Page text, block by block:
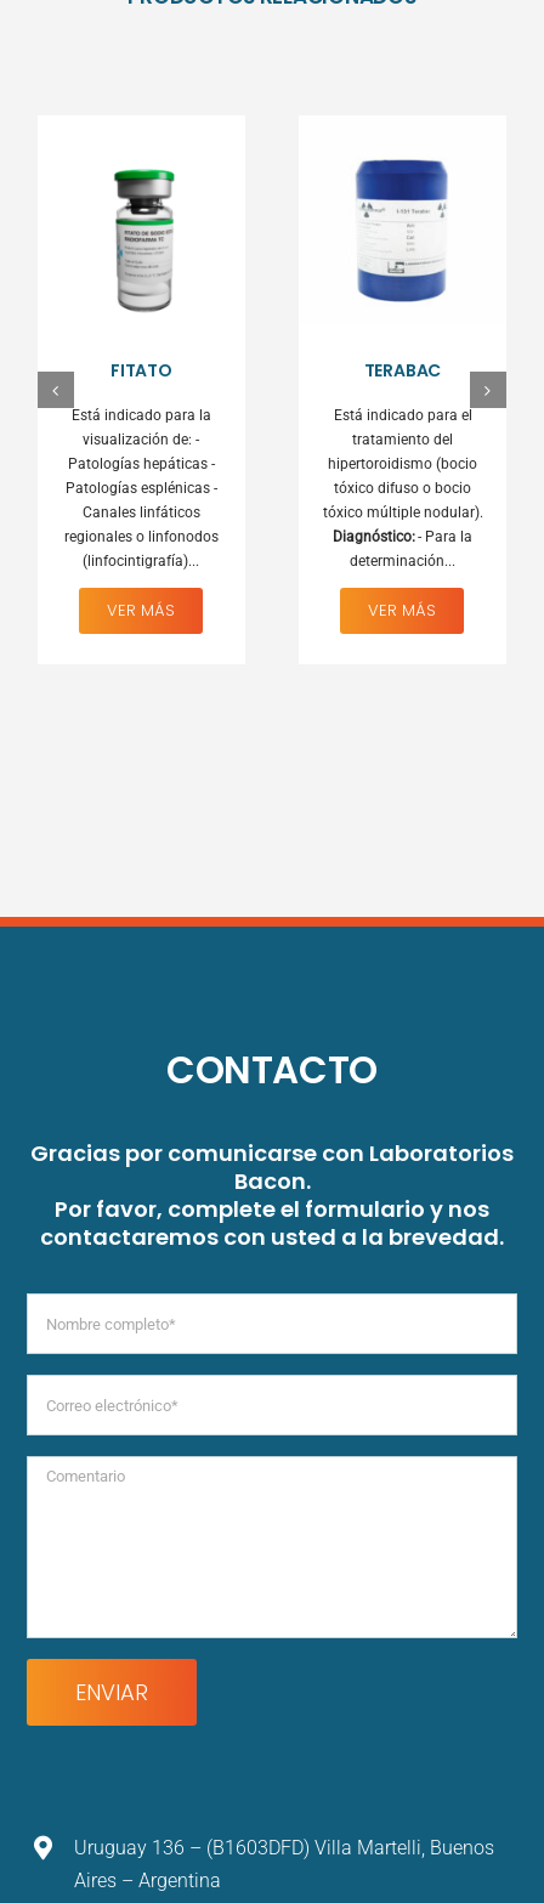
FITATO
Está indicado para la
visualización de: -
Patologías hepáticas -
Patologías esplénicas -
Canales linfáticos
regionales o linfonodos
(linfocintigrafía)...
VER MÁS
TERABAC
Está indicado para el
tratamiento del
hipertoroidismo (bocio
tóxico difuso o bocio
tóxico múltiple nodular).
Diagnóstico:- Para la
determinación...
VER MÁS
CONTACTO
Gracias por comunicarse con Laboratorios
Bacon.
Por favor, complete el formulario y nos
contactaremos con usted a la brevedad.
Uruguay 136 – (B1603DFD) Villa Martelli, Buenos
Aires – Argentina